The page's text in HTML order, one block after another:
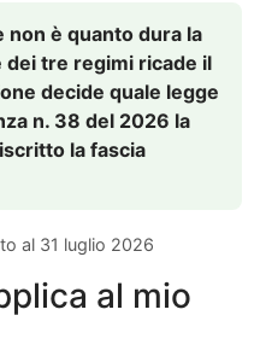
non è quanto dura la
dei tre regimi ricade il
decide quale legge
n. 38 del 2026 la
la fascia
al 31 luglio 2026
al mio